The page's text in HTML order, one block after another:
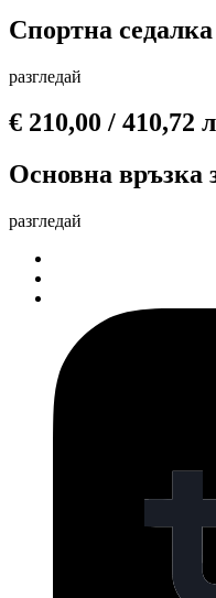
Спортна
разгледай
€ 210,00 / 410,72
Основна връзка
разгледай